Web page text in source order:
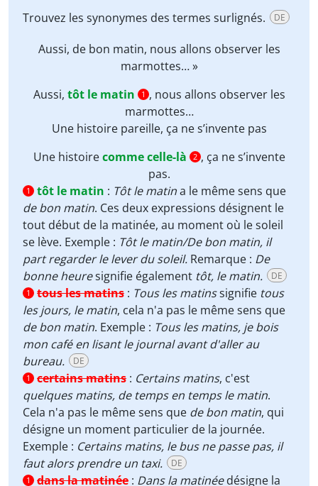
Trouvez les synonymes des termes surlignés. DE
Aussi, de bon matin, nous allons observer les
marmottes… »
Aussi, tôt le matin 1 , nous allons observer les
marmottes…
Une histoire pareille, ça ne s’invente pas
Une histoirecomme celle-là 2 , ça ne s’invente
pas.
1 tôt le matin : Tôt le matina le même sens que
de bon matin. Ces deux expressions désignent le
tout début de la matinée, au moment où le soleil
se lève. Exemple : Tôt le matin/De bon matin, il
part regarder le lever du soleil. Remarque : De
bonne heuresignifie également tôt, le matin. DE
1 tous les matins : Tous les matinssignifie tous
les jours, le matin, cela n'a pas le même sens que
de bon matin. Exemple : Tous les matins, je bois
mon café en lisant le journal avant d'aller au
bureau.
DE
1 certains matins : Certains matins, c'est
quelques matins, de temps en temps le matin.
Cela n'a pas le même sens que de bon matin, qui
désigne un moment particulier de la journée.
Exemple : Certains matins, le bus ne passe pas, il
faut alors prendre un taxi.
DE
1 dans la matinée : Dans la matinéedésigne la